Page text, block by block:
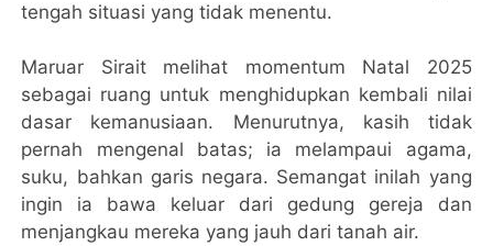
tengah situasi yang tidak menentu.
Maruar Sirait melihat momentum Natal 2025
sebagai ruang untuk menghidupkan kembali nilai
dasar kemanusiaan. Menurutnya, kasih tidak
pernah mengenal batas; ia melampaui agama,
suku, bahkan garis negara. Semangat inilah yang
ingin ia bawa keluar dari gedung gereja dan
menjangkau mereka yang jauh dari tanah air.